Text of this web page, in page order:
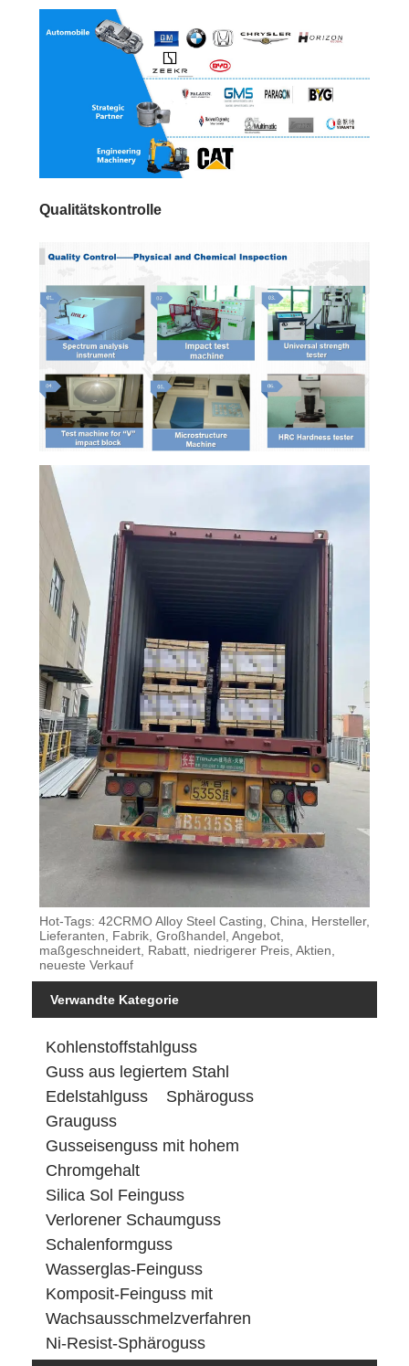
Qualitätskontrolle
Hot-Tags: 42CRMO Alloy Steel Casting, China, Hersteller,
Lieferanten, Fabrik, Großhandel, Angebot,
maßgeschneidert, Rabatt, niedrigerer Preis, Aktien,
neueste Verkauf
Verwandte Kategorie
Kohlenstoffstahlguss
Guss aus legiertem Stahl
Edelstahlguss
Sphäroguss
Grauguss
Gusseisenguss mit hohem
Chromgehalt
Silica Sol Feinguss
Verlorener Schaumguss
Schalenformguss
Wasserglas-Feinguss
Komposit-Feinguss mit
Wachsausschmelzverfahren
Ni-Resist-Sphäroguss